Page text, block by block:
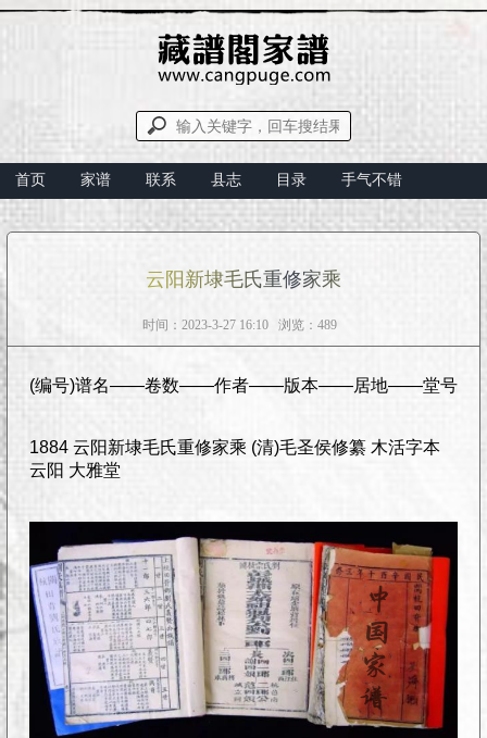
首页 家谱 联系 县志 目录 手气不错
云阳新埭毛氏重修家乘
时间：2023-3-27 16:10 浏览：489
(编号)谱名——卷数——作者——版本——居地——堂号
1884 云阳新埭毛氏重修家乘 (清)毛圣侯修纂 木活字本
云阳 大雅堂